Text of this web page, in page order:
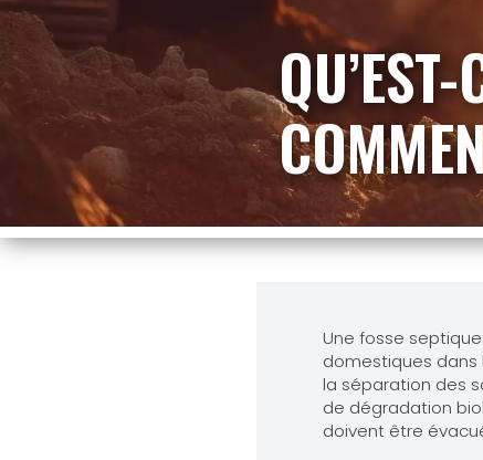
Une fosse
domestiques dans
la séparation des
de dégradation
doivent être